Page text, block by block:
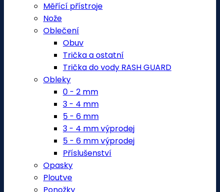
Měřící přístroje
Nože
Oblečení
Obuv
Trička a ostatní
Trička do vody RASH GUARD
Obleky
0 - 2 mm
3 - 4 mm
5 - 6 mm
3 - 4 mm výprodej
5 - 6 mm výprodej
Příslušenství
Opasky
Ploutve